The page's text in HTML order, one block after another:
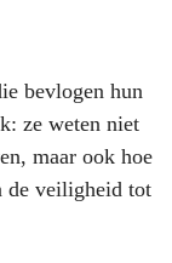
bevlogen hun
ze weten niet
maar ook hoe
de veiligheid tot